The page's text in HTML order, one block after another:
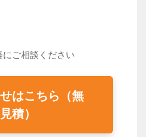
にご相談ください
はこちら（無
積）